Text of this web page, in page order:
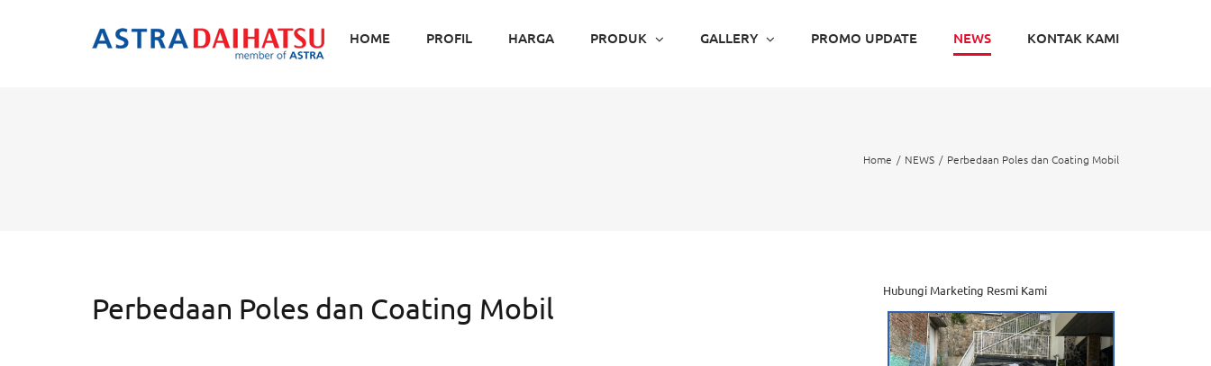
HOME PROFIL HARGA PRODUK GALLERY PROMO UPDATE NEWS KONTAK KAMI
Home NEWS Perbedaan Poles dan Coating Mobil
Perbedaan Poles dan Coating Mobil
Hubungi Marketing Resmi Kami